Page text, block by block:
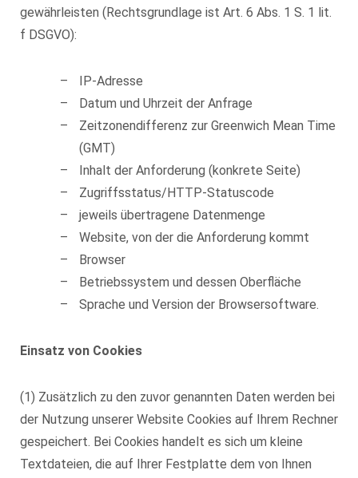
gewährleisten (Rechtsgrundlage ist Art. 6 Abs. 1 S. 1 lit.
f DSGVO):
IP-Adresse
Datum und Uhrzeit der Anfrage
Zeitzonendifferenz zur Greenwich Mean Time
(GMT)
Inhalt der Anforderung (konkrete Seite)
Zugriffsstatus/HTTP-Statuscode
jeweils übertragene Datenmenge
Website, von der die Anforderung kommt
Browser
Betriebssystem und dessen Oberfläche
Sprache und Version der Browsersoftware.
Einsatz von Cookies
(1) Zusätzlich zu den zuvor genannten Daten werden bei
der Nutzung unserer Website Cookies auf Ihrem Rechner
gespeichert. Bei Cookies handelt es sich um kleine
Textdateien, die auf Ihrer Festplatte dem von Ihnen